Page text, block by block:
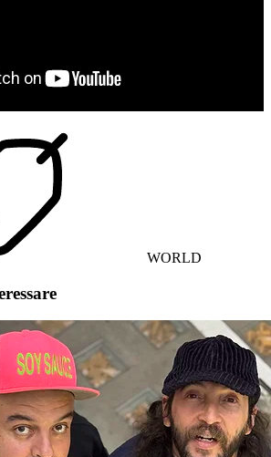
WORLD